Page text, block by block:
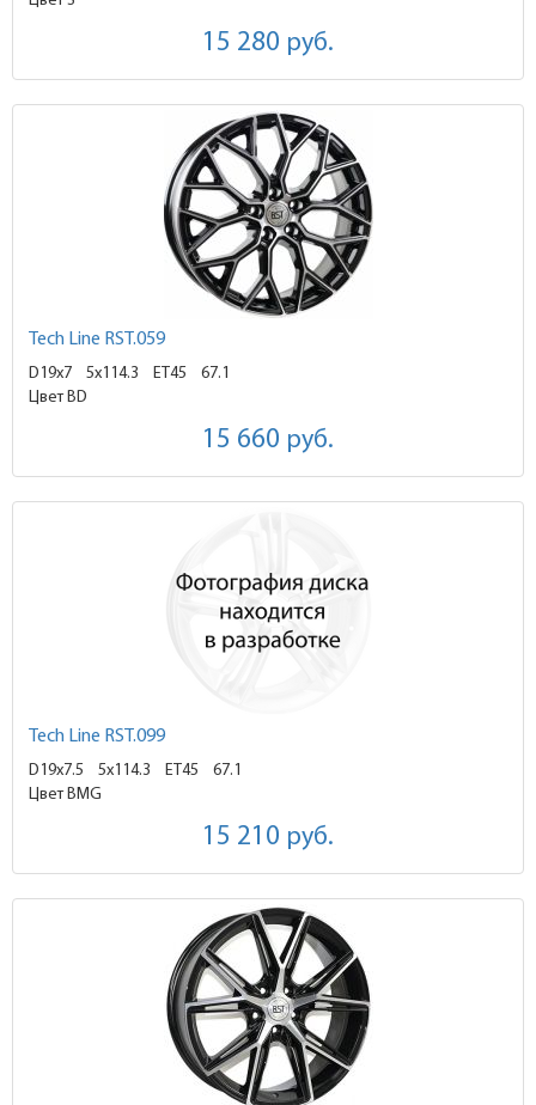
15 280 руб.
Tech Line RST.059
D19x7 5x114.3 ET45
67.1
Цвет BD
15 660 руб.
Tech Line RST.099
D19x7.5 5x114.3 ET45
67.1
Цвет BMG
15 210 руб.